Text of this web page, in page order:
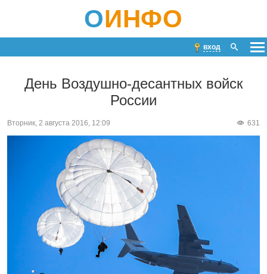
ОИНФО
вход
День Воздушно-десантных войск
России
631
Вторник, 2 августа 2016, 12:09